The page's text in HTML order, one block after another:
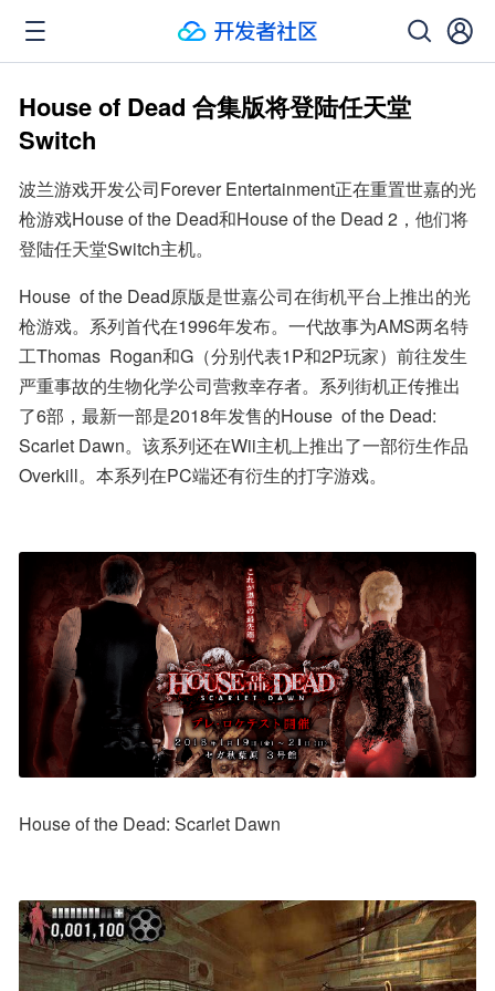
House of Dead 合集版将登陆任天堂
Switch
波兰游戏开发公司Forever Entertainment正在重置世嘉的光
枪游戏House of the Dead和House of the Dead 2，他们将
登陆任天堂Switch主机。
House  of the Dead原版是世嘉公司在街机平台上推出的光
枪游戏。系列首代在1996年发布。一代故事为AMS两名特
工Thomas  Rogan和G（分别代表1P和2P玩家）前往发生
严重事故的生物化学公司营救幸存者。系列街机正传推出
了6部，最新一部是2018年发售的House  of the Dead:
Scarlet Dawn。该系列还在Wii主机上推出了一部衍生作品
Overkill。本系列在PC端还有衍生的打字游戏。
House of the Dead: Scarlet Dawn